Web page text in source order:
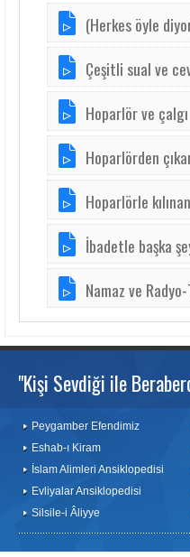
(Herkes öyle
Çeşitli sual ve
Hoparlör ve çalgı
Hoparlörden
Hoparlörle
İbadetle başka
Namaz ve
"Kişi Sevdiği ile
Peygamber Efendimiz
Eshab-ı Kiram
İslam Alimleri Ansiklopedisi
Evliyalar Ansiklopedisi
Silsile-i Âliyye